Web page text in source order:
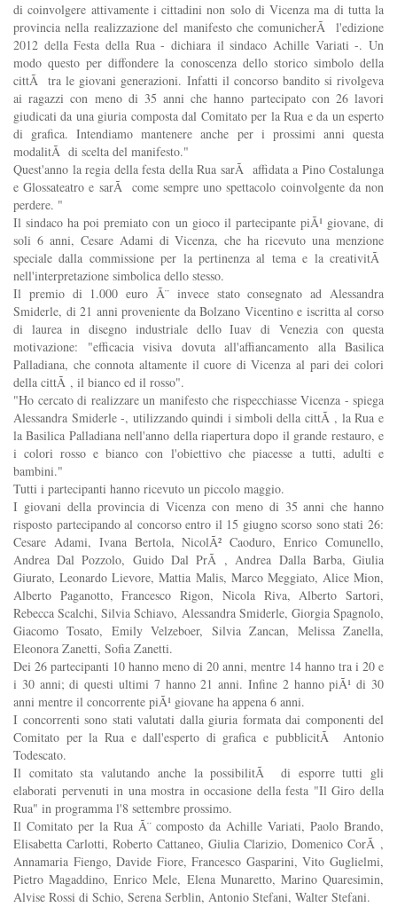
di coinvolgere attivamente i cittadini non solo di Vicenza ma di tutta la
provincia nella realizzazione del manifesto che comunicherÃ l'edizione
2012 della Festa della Rua - dichiara il sindaco Achille Variati -. Un
modo questo per diffondere la conoscenza dello storico simbolo della
cittÃ tra le giovani generazioni. Infatti il concorso bandito si rivolgeva
ai ragazzi con meno di 35 anni che hanno partecipato con 26 lavori
giudicati da una giuria composta dal Comitato per la Rua e da un esperto
di grafica. Intendiamo mantenere anche per i prossimi anni questa
modalitÃ di scelta del manifesto."
Quest'anno la regia della festa della Rua sarÃ affidata a Pino Costalunga
e Glossateatro e sarÃ come sempre uno spettacolo coinvolgente da non
perdere. "
Il sindaco ha poi premiato con un gioco il partecipante piÃ¹ giovane, di
soli 6 anni, Cesare Adami di Vicenza, che ha ricevuto una menzione
speciale dalla commissione per la pertinenza al tema e la creativitÃ
nell'interpretazione simbolica dello stesso.
Il premio di 1.000 euro Ã¨ invece stato consegnato ad Alessandra
Smiderle, di 21 anni proveniente da Bolzano Vicentino e iscritta al corso
di laurea in disegno industriale dello Iuav di Venezia con questa
motivazione: "efficacia visiva dovuta all'affiancamento alla Basilica
Palladiana, che connota altamente il cuore di Vicenza al pari dei colori
della cittÃ , il bianco ed il rosso".
"Ho cercato di realizzare un manifesto che rispecchiasse Vicenza - spiega
Alessandra Smiderle -, utilizzando quindi i simboli della cittÃ , la Rua e
la Basilica Palladiana nell'anno della riapertura dopo il grande restauro, e
i colori rosso e bianco con l'obiettivo che piacesse a tutti, adulti e
bambini."
Tutti i partecipanti hanno ricevuto un piccolo maggio.
I giovani della provincia di Vicenza con meno di 35 anni che hanno
risposto partecipando al concorso entro il 15 giugno scorso sono stati 26:
Cesare Adami, Ivana Bertola, NicolÃ² Caoduro, Enrico Comunello,
Andrea Dal Pozzolo, Guido Dal PrÃ , Andrea Dalla Barba, Giulia
Giurato, Leonardo Lievore, Mattia Malis, Marco Meggiato, Alice Mion,
Alberto Paganotto, Francesco Rigon, Nicola Riva, Alberto Sartori,
Rebecca Scalchi, Silvia Schiavo, Alessandra Smiderle, Giorgia Spagnolo,
Giacomo Tosato, Emily Velzeboer, Silvia Zancan, Melissa Zanella,
Eleonora Zanetti, Sofia Zanetti.
Dei 26 partecipanti 10 hanno meno di 20 anni, mentre 14 hanno tra i 20 e
i 30 anni; di questi ultimi 7 hanno 21 anni. Infine 2 hanno piÃ¹ di 30
anni mentre il concorrente piÃ¹ giovane ha appena 6 anni.
I concorrenti sono stati valutati dalla giuria formata dai componenti del
Comitato per la Rua e dall'esperto di grafica e pubblicitÃ Antonio
Todescato.
Il comitato sta valutando anche la possibilitÃ di esporre tutti gli
elaborati pervenuti in una mostra in occasione della festa "Il Giro della
Rua" in programma l'8 settembre prossimo.
Il Comitato per la Rua Ã¨ composto da Achille Variati, Paolo Brando,
Elisabetta Carlotti, Roberto Cattaneo, Giulia Clarizio, Domenico CorÃ ,
Annamaria Fiengo, Davide Fiore, Francesco Gasparini, Vito Guglielmi,
Pietro Magaddino, Enrico Mele, Elena Munaretto, Marino Quaresimin,
Alvise Rossi di Schio, Serena Serblin, Antonio Stefani, Walter Stefani.